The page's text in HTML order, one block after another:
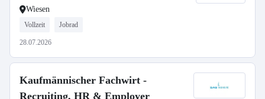
Wiesen
Vollzeit Jobrad
28.07.2026
Kaufmännischer Fachwirt -
Recruiting, HR & Employer